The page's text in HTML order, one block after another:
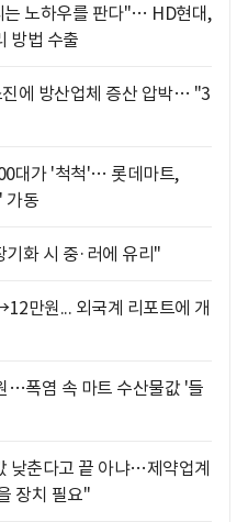
는 노하우를 판다"… HD현대,
방법 수출
에 방산업체 증산 압박… "3
대가 '척척'… 롯데마트,
가동
화 시 중·러에 유리"
만원... 외국계 리포트에 개
…폭염 속 마트 수산물값 '들
낮춘다고 끝 아냐…제약업계
장치 필요"